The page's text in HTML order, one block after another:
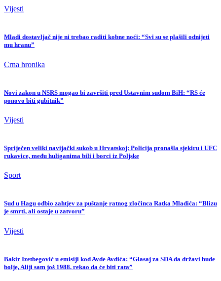
Vijesti
Mladi dostavljač nije ni trebao raditi kobne noći: “Svi su se plašili odnijeti
mu hranu”
Crna hronika
Novi zakon u NSRS mogao bi završiti pred Ustavnim sudom BiH: “RS će
ponovo biti gubitnik”
Vijesti
Spriječen veliki navijački sukob u Hrvatskoj: Policija pronašla sjekiru i UFC
rukavice, među huliganima bili i borci iz Poljske
Sport
Sud u Hagu odbio zahtjev za puštanje ratnog zločinca Ratka Mladića: “Blizu
je smrti, ali ostaje u zatvoru”
Vijesti
Bakir Izetbegović u emisiji kod Avde Avdića: “Glasaj za SDA da državi bude
bolje, Aliji sam još 1988. rekao da će biti rata”